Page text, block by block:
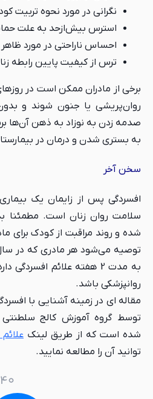
نگرانی در مورد نحوه تربیت
استرس بیش‌ازحد به علت
احساس ناراحتی در مورد
ترس از کیفیت پایین رابطه
روان‌پریشی یا جنون شوند و
صدمه زدن به نوزاد به ذهن آن‌ها
به بستری شدن و درمان در
سخن آخر
افسردگی پس از زایمان یک
سلامت روان زنان است. مطمئنا
شده و روند مراقبت از کودک برای
توصیه می‌شود هر مادری که در
به مدت 2 هفته علائم
روانپزشکی باشد.
مقاله ای در زمینه آشنایی با
توسط گروه آموزش کالج سلطنتی
شده است که از طریق لینک
توانید آن را مطالعه نمایید.